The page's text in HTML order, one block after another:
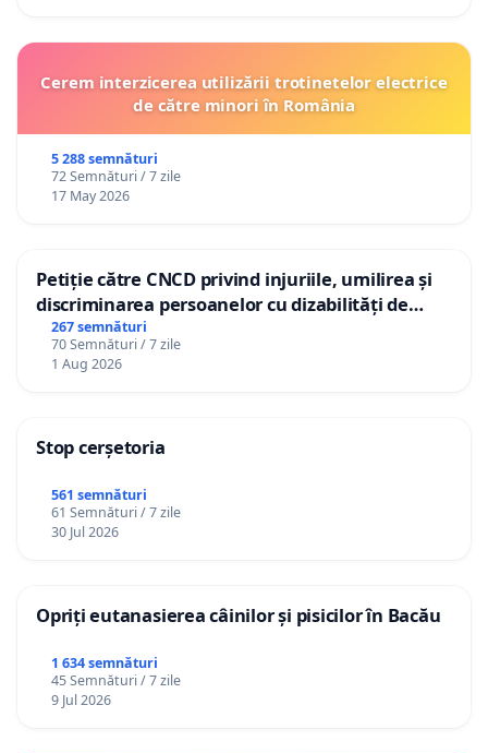
Cerem interzicerea utilizării trotinetelor electrice
de către minori în România
5 288 semnături
72 Semnături / 7 zile
17 May 2026
Petiție către CNCD privind injuriile, umilirea și
discriminarea persoanelor cu dizabilități de
către utilizatorul TikTok „Gorici”
267 semnături
70 Semnături / 7 zile
1 Aug 2026
Stop cerșetoria
561 semnături
61 Semnături / 7 zile
30 Jul 2026
Opriți eutanasierea câinilor și pisicilor în Bacău
1 634 semnături
45 Semnături / 7 zile
9 Jul 2026